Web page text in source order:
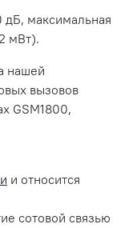
максимальная
мВт).
нашей
вызовов
GSM1800,
и относится
сотовой связью